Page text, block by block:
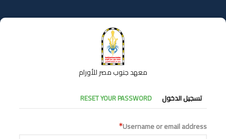
إلى
المحتوى
معهد جنوب مصر للأورام
التبويبات
الأساسية
تسجيل الدخول RESET YOUR PASSWORD
Username or email address